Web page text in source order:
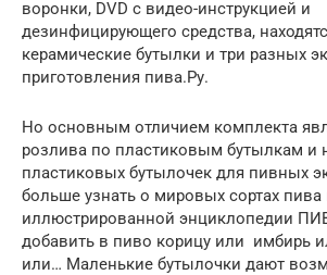
воронки, DVD с видео-инструкцией и
дезинфицирующего средства,
керамические бутылки и три разных
приготовления пива.Ру.
Но основным отличием комплекта
розлива по пластиковым бутылкам и
пластиковых бутылочек для пивных
больше узнать о мировых сортах
иллюстрированной энциклопедии
добавить в пиво корицу или имбирь
или… Маленькие бутылочки дают